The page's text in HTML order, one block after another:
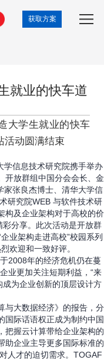
获取方案
就业的快车道
大学生就业的快车
动圆满结束
信息技术研究院携手举办
开放群组中国分会会长、金
家张良杰博士、清华大学信
研究院WEB 与软件技术研
构及企业架构对于高校的价
分享。此次活动是开放群
业架构走进高校”校园系列
欢迎和一致好评。
2008年的经济危机仍在蔓
业更加关注短期利益，“来
为企业创新的顶层设计方
大数据经济》的报告，分
国际话语权正成为制约中国
把握云计算带给企业架构的
助企业主导更多国际标准的
人才的迫切需求。TOGAF